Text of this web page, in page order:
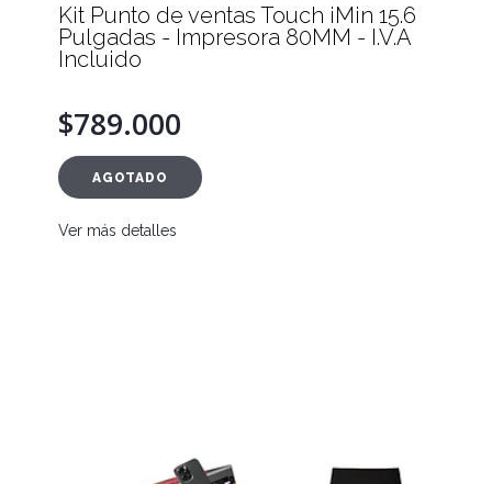
Kit Punto de ventas Touch iMin 15.6
Pulgadas - Impresora 80MM - I.V.A
Incluido
$789.000
AGOTADO
Ver más detalles